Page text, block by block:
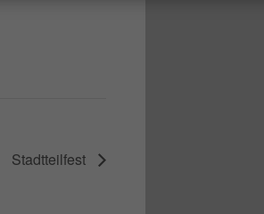
Stadtteilfest